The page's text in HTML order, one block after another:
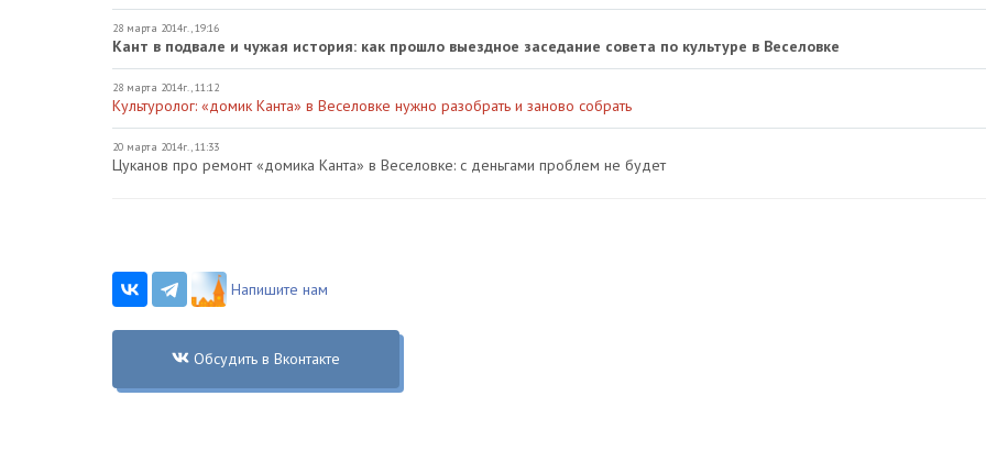
28 марта 2014г., 19:16
Кант в подвале и чужая история: как прошло выездное заседание совета по культуре в Веселовке
28 марта 2014г., 11:12
Культуролог: «домик Канта» в Веселовке нужно разобрать и заново собрать
20 марта 2014г., 11:33
Цуканов про ремонт «домика Канта» в Веселовке: с деньгами проблем не будет
Напишите нам
Обсудить в Вконтакте